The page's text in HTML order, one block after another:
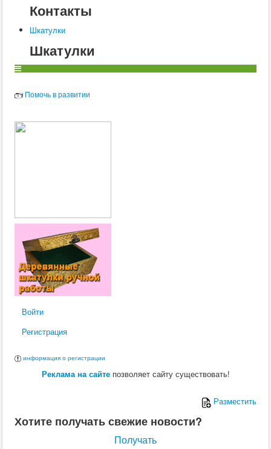
Контакты
Шкатулки
Шкатулки
Помочь в развитии
Войти
Регистрация
информация о регистрации
Реклама на сайтепозволяет сайту существовать!
Разместить
Хотите получать свежие новости?
Получать